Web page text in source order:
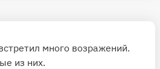
много возражений.
из них.